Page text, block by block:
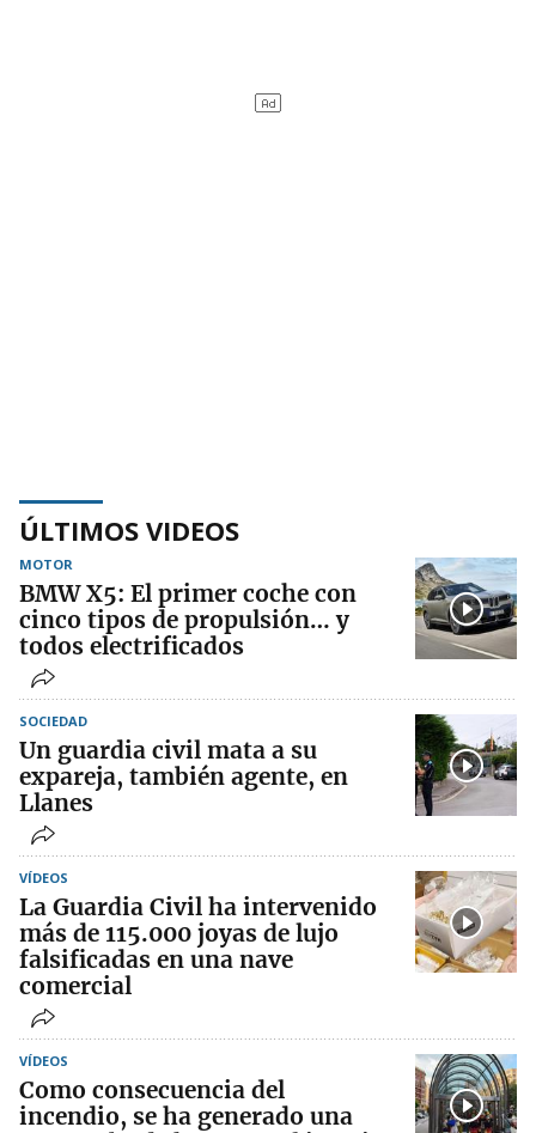
ÚLTIMOS VIDEOS
MOTOR
BMW X5: El primer coche con
cinco tipos de propulsión… y
todos electrificados
SOCIEDAD
Un guardia civil mata a su
expareja, también agente, en
Llanes
VÍDEOS
La Guardia Civil ha intervenido
más de 115.000 joyas de lujo
falsificadas en una nave
comercial
VÍDEOS
Como consecuencia del
incendio, se ha generado una